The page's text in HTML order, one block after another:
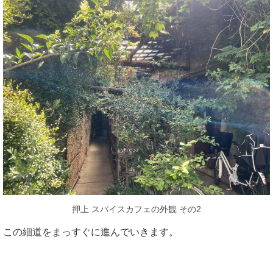
押上 スパイスカフェの外観 その2
この細道をまっすぐに進んでいきます。